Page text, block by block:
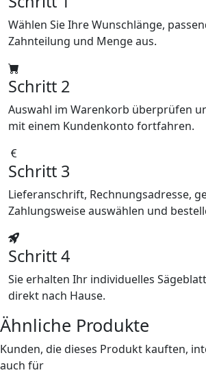
Wählen Sie Ihre Wunschlänge,
Zahnteilung und Menge aus.
Schritt 2
Auswahl im Warenkorb überprüfen
mit einem Kundenkonto fortfahren.
Schritt 3
Lieferanschrift, Rechnungsadresse,
Zahlungsweise auswählen und
Schritt 4
Sie erhalten Ihr individuelles
direkt nach Hause.
Ähnliche Produkte
Kunden, die dieses Produkt kauften,
auch für